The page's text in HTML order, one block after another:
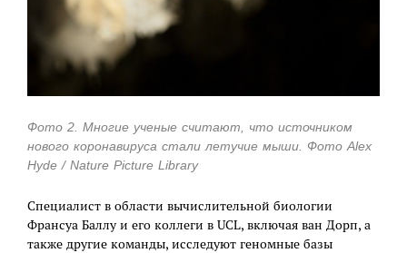
Фото 2. Многие ученые считают, что источником
нового коронавируса стали летучие мыши. Фото Alex
Hyde / Nature Picture Library
Специалист в области вычислительной биологии
Франсуа Баллу и его коллеги в UCL, включая ван Дорп, а
также другие команды, исследуют геномные базы